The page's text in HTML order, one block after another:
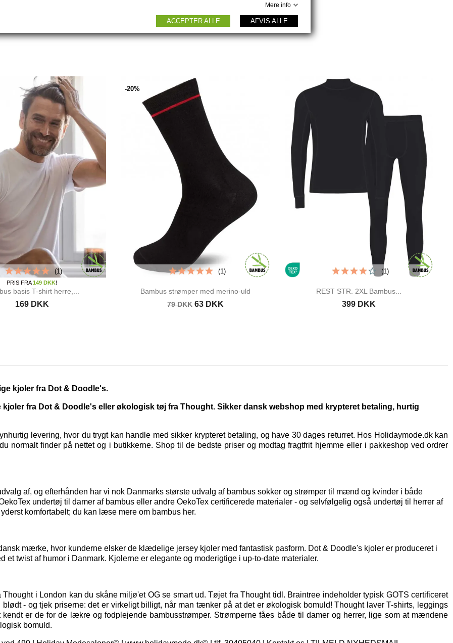
basis T-shirt herre,...
PRIS FRA149 DKK!
169 DKK
(1)
Bambus strømper med merino-uld
79 DKK 63 DKK
(1)
-20%
REST STR. 2XL Bambus...
399 DKK
(1)
kjoler fra Dot & Doodle's.
fra Dot & Doodle's eller økologisk tøj fra Thought. Sikker dansk webshop med krypteret betaling, hurtig
levering, hvor du trygt kan handle med sikker krypteret betaling, og have 30 dages returret. Hos Holidaymode.dk kan
normalt finder på nettet og i butikkerne. Shop til de bedste priser og modtag fragtfrit hjemme eller i pakkeshop ved ordrer
af, og efterhånden har vi nok Danmarks største udvalg af bambus sokker og strømper til mænd og kvinder i både
undertøj til damer af bambus eller andre OekoTex certificerede materialer - og selvfølgelig også undertøj til herrer af
komfortabelt; du kan læse mere om bambus her.
mærke, hvor kunderne elsker de klædelige jersey kjoler med fantastisk pasform. Dot & Doodle's kjoler er produceret i
et twist af humor i Danmark. Kjolerne er elegante og moderigtige i up-to-date materialer.
i London kan du skåne miljø'et OG se smart ud. Tøjet fra Thought tidl. Braintree indeholder typisk GOTS certificeret
- og tjek priserne: det er virkeligt billigt, når man tænker på at det er økologisk bomuld! Thought laver T-shirts, leggings
er de for de lækre og fodplejende bambusstrømper. Strømperne fåes både til damer og herrer, lige som at mændene
bomuld.
Mere info
ACCEPTER ALLE AFVIS ALLE